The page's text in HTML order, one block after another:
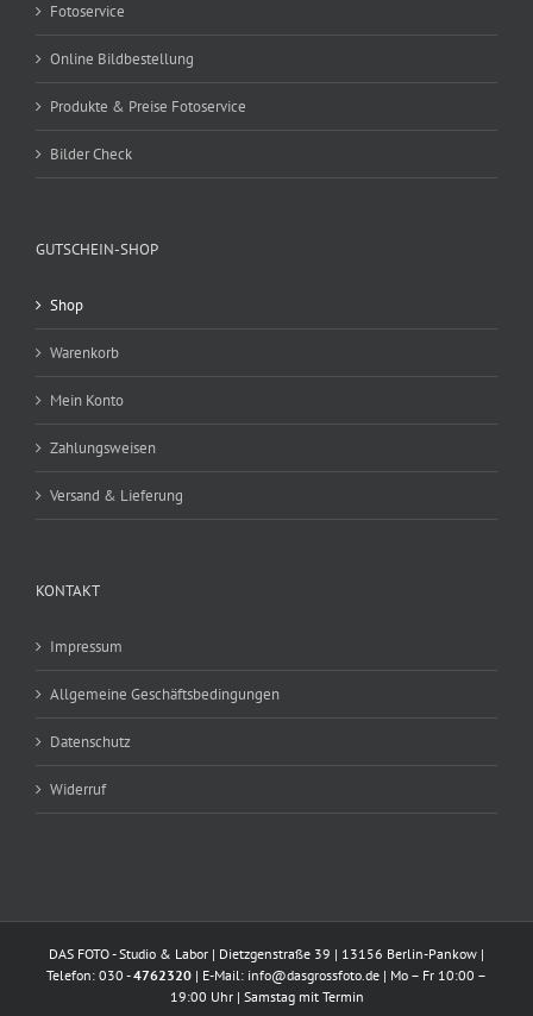
Fotoservice
Online Bildbestellung
Produkte & Preise Fotoservice
Bilder Check
GUTSCHEIN-SHOP
Shop
Warenkorb
Mein Konto
Zahlungsweisen
Versand & Lieferung
KONTAKT
Impressum
Allgemeine Geschäftsbedingungen
Datenschutz
Widerruf
DAS FOTO - Studio & Labor | Dietzgenstraße 39 | 13156 Berlin-Pankow |
Telefon: 030 -4762320 | E-Mail: info@dasgrossfoto.de | Mo – Fr 10:00 –
19:00 Uhr | Samstag mit Termin